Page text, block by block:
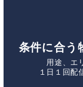
条件に合う
用途、エ
１日１回配